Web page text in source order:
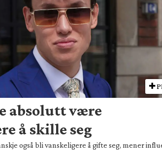
absolutt være
å skille seg
også bli vanskeligere å gifte seg, mener